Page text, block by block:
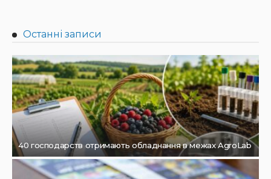
Останні записи
40 господарств отримають обладнання в межах AgroLab